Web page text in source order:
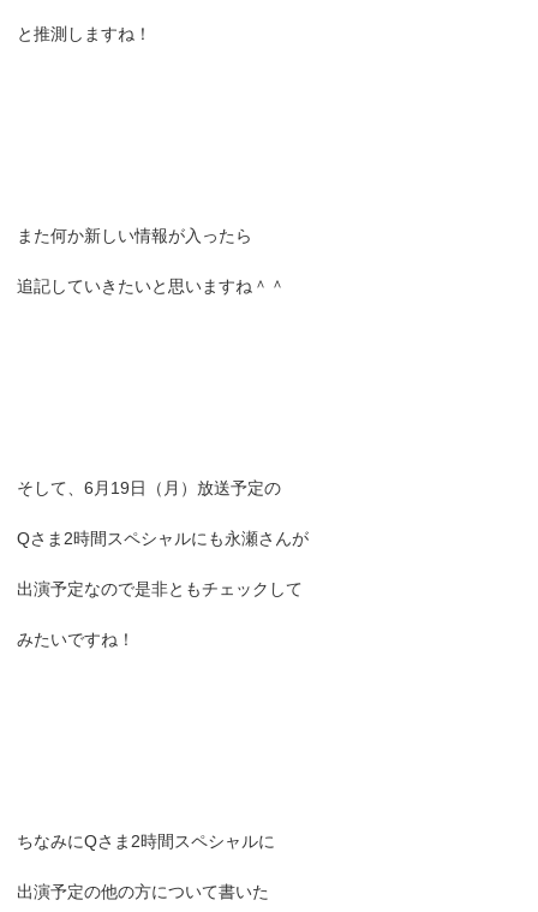
と推測しますね！
また何か新しい情報が入ったら
追記していきたいと思いますね＾＾
そして、6月19日（月）放送予定の
Qさま2時間スペシャルにも永瀬さんが
出演予定なので是非ともチェックして
みたいですね！
ちなみにQさま2時間スペシャルに
出演予定の他の方について書いた